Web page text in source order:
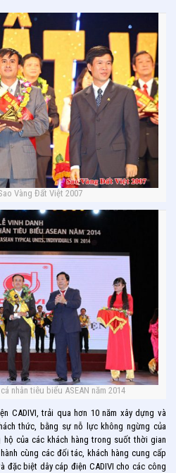
Vàng Đất Việt 2007
nhân tiêu biểu ASEAN năm 2014
CADIVI, trải qua hơn 10 năm xây dựng và
thức, bằng sự nỗ lực không ngừng của
của các khách hàng trong suốt thời gian
cùng các đối tác, khách hàng cung cấp
đặc biệt dây cáp điện CADIVI cho các công